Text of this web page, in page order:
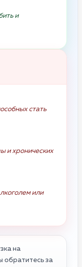
и
стать
и хронических
или
на
обратитесь за